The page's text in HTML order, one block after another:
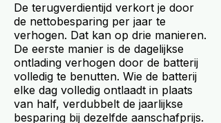
De terugverdientijd verkort je door
de nettobesparing per jaar te
verhogen. Dat kan op drie manieren.
De eerste manier is de dagelijkse
ontlading verhogen door de batterij
volledig te benutten. Wie de batterij
elke dag volledig ontlaadt in plaats
van half, verdubbelt de jaarlijkse
besparing bij dezelfde aanschafprijs.